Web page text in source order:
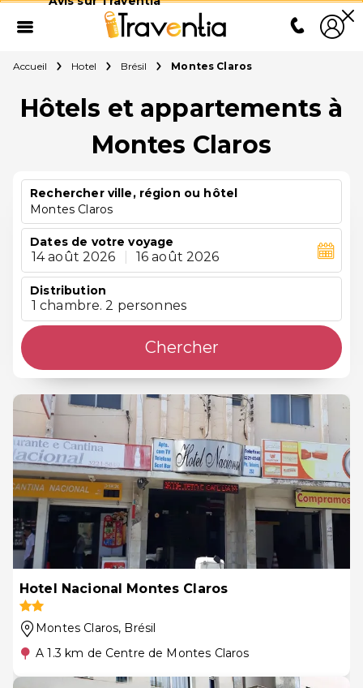
Accueil Hotel Brésil Montes Claros
Hôtels et appartements à
Montes Claros
Rechercher ville, région ou hôtel
Montes Claros
Dates de votre voyage
14 août 2026 16 août 2026
Distribution
1 chambre. 2 personnes
Chercher
Hotel Nacional Montes Claros
Montes Claros, Brésil
A 1.3 km de Centre de Montes Claros